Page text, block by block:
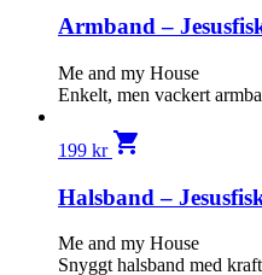
Armband –
Me and my House
Enkelt, men vackert
199 kr shopping_cart
Halsband –
Me and my House
Snyggt halsband med